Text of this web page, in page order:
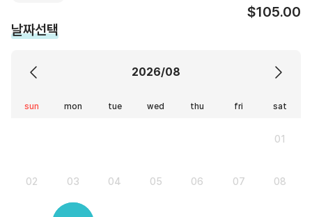
$105.00
날짜선택
2026/08
sun mon tue wed thu fri sat
01
02 03 04 05 06 07 08